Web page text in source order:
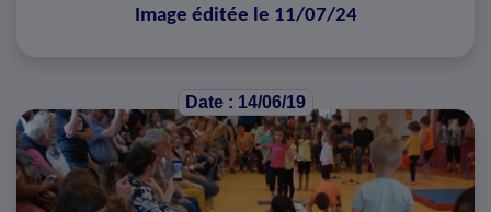
Image éditée le 11/07/24
Date : 14/06/19